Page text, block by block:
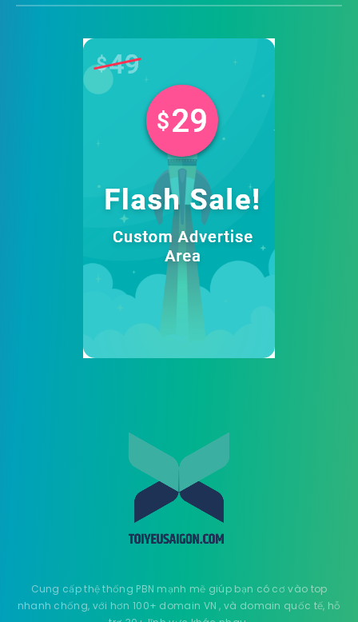
Cung cấp thệ thống PBN mạnh mẽ giúp bạn có cơ vào top
nhanh chống, với hơn 100+ domain VN , và domain quốc tế, hỗ